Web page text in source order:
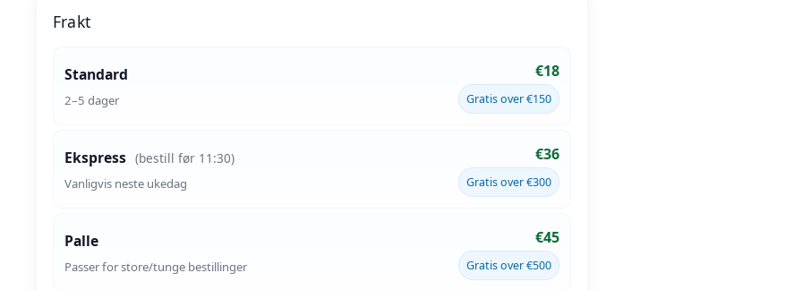
Frakt
Standard
2–5 dager
€18
Gratis over €150
Ekspress (bestill før 11:30)
Vanligvis neste ukedag
€36
Gratis over €300
Palle
Passer for store/tunge bestillinger
€45
Gratis over €500